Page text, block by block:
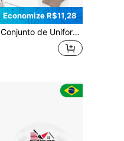
Economize R$11,28
Conjunto de Uniforme Médico Masculino, Uniforme de Dentista/Enfermeiro, Top de Gola V de Manga Curta, Calça Esportiva Médica, Uniforme de Enfermagem, Uniforme de Médico